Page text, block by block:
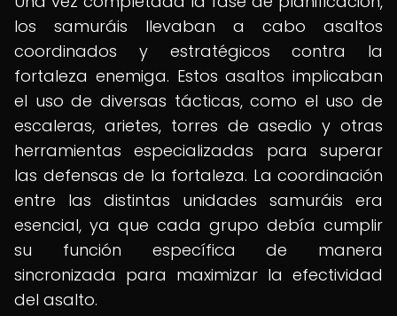
los samuráis llevaban a cabo asaltos
coordinados y estratégicos contra la
fortaleza enemiga. Estos asaltos implicaban
el uso de diversas tácticas, como el uso de
escaleras, arietes, torres de asedio y otras
herramientas especializadas para superar
las defensas de la fortaleza. La coordinación
entre las distintas unidades samuráis era
esencial, ya que cada grupo debía cumplir
su función específica de manera
sincronizada para maximizar la efectividad
del asalto.